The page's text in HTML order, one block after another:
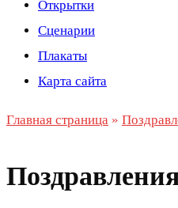
Открытки
Сценарии
Плакаты
Карта сайта
Главная страница »